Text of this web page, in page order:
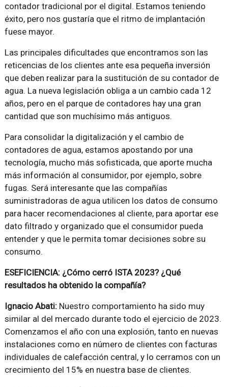
contador tradicional por el digital. Estamos teniendo
éxito, pero nos gustaría que el ritmo de implantación
fuese mayor.
Las principales dificultades que encontramos son las
reticencias de los clientes ante esa pequeña inversión
que deben realizar para la sustitución de su contador de
agua. La nueva legislación obliga a un cambio cada 12
años, pero en el parque de contadores hay una gran
cantidad que son muchísimo más antiguos.
Para consolidar la digitalización y el cambio de
contadores de agua, estamos apostando por una
tecnología, mucho más sofisticada, que aporte mucha
más información al consumidor, por ejemplo, sobre
fugas. Será interesante que las compañías
suministradoras de agua utilicen los datos de consumo
para hacer recomendaciones al cliente, para aportar ese
dato filtrado y organizado que el consumidor pueda
entender y que le permita tomar decisiones sobre su
consumo.
ESEFICIENCIA: ¿Cómo cerró ISTA 2023? ¿Qué
resultados ha obtenido la compañía?
Ignacio Abati:Nuestro comportamiento ha sido muy
similar al del mercado durante todo el ejercicio de 2023.
Comenzamos el año con una explosión, tanto en nuevas
instalaciones como en número de clientes con facturas
individuales de calefacción central, y lo cerramos con un
crecimiento del 15% en nuestra base de clientes.